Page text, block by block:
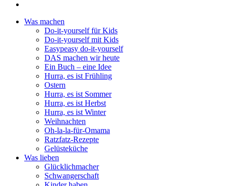
Was machen
Do-it-yourself für Kids
Do-it-yourself mit Kids
Easypeasy do-it-yourself
DAS machen wir heute
Ein Buch – eine Idee
Hurra, es ist Frühling
Ostern
Hurra, es ist Sommer
Hurra, es ist Herbst
Hurra, es ist Winter
Weihnachten
Oh-la-la-für-Omama
Ratzfatz-Rezepte
Gelüsteküche
Was lieben
Glücklichmacher
Schwangerschaft